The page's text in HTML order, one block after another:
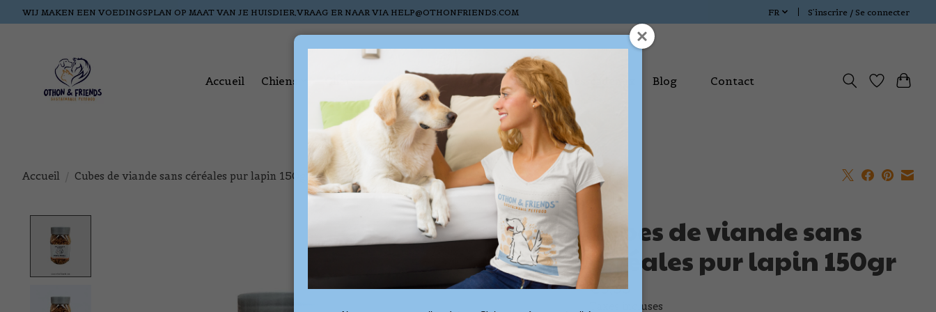
WIJ MAKEN EEN VOEDINGSPLAN OP MAAT VAN JE HUISDIER,VRAAG ER NAAR VIA HELP@OTHONFRIENDS.COM FR S’inscrire / Se connecter
Accueil Chiens Chevaux Nieuw Sale Cartes-cadeaux Blog Contact
Accueil Cubes de viande sans céréales pur lapin 150gr
Cubes de viande sans
céréales pur lapin 150gr
€9,99
Taxes incluses